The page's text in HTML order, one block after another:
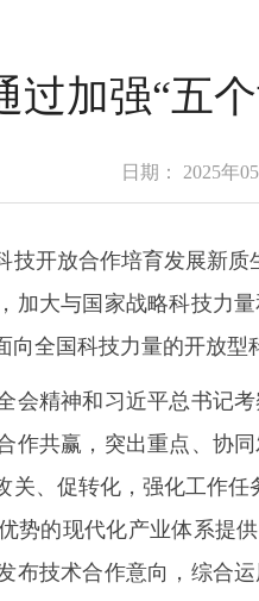
过加强“五
日期： 2025年
开放合作培育发展新质
加大与国家战略科技力
全国科技力量的开放
精神和习近平总书记考
作共赢，突出重点、协
关、促转化，强化工作
势的现代化产业体系提
布技术合作意向，综合